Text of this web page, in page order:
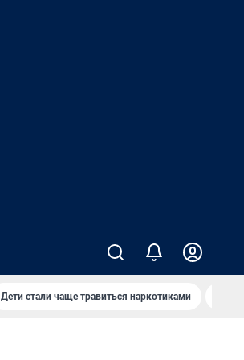
Дети стали чаще травиться наркотиками